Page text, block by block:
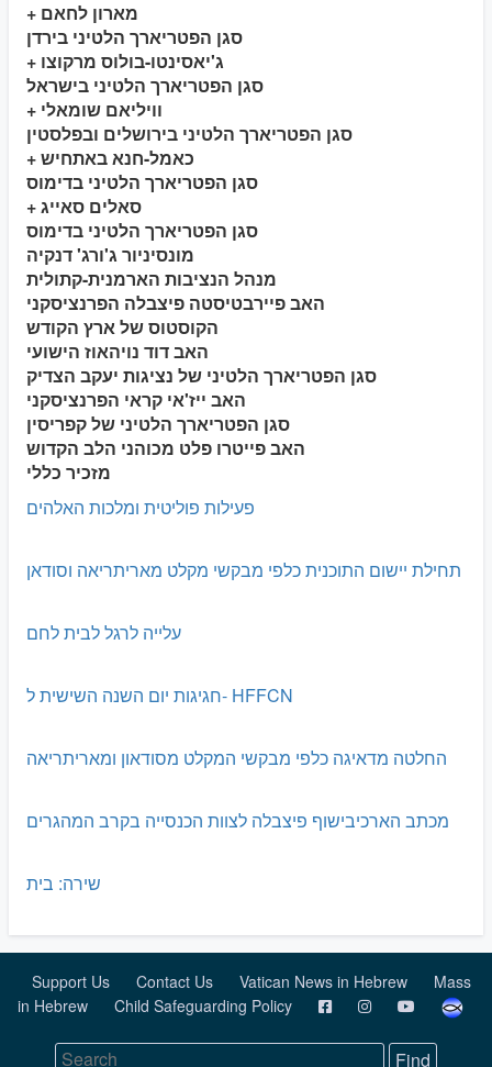
+ מארון לחאם
סגן הפטריארך הלטיני בירדן
+ ג'יאסינטו-בולוס מרקוצו
סגן הפטריארך הלטיני בישראל
+ וויליאם שומאלי
סגן הפטריארך הלטיני בירושלים ובפלסטין
+ כאמל-חנא באתחיש
סגן הפטריארך הלטיני בדימוס
+ סאלים סאייג
סגן הפטריארך הלטיני בדימוס
מונסיניור ג'ורג' דנקיה
מנהל הנציבות הארמנית-קתולית
האב פיירבטיסטה פיצבלה הפרנציסקני
הקוסטוס של ארץ הקודש
האב דוד נויהאוז הישועי
סגן הפטריארך הלטיני של נציגות יעקב הצדיק
האב ייז'אי קראי הפרנציסקני
סגן הפטריארך הלטיני של קפריסין
האב פייטרו פלט מכוהני הלב הקדוש
מזכיר כללי
פעילות פוליטית ומלכות האלהים
תחילת יישום התוכנית כלפי מבקשי מקלט מאריתריאה וסודאן
עלייה לרגל לבית לחם
חגיגות יום השנה השישית ל- HFFCN
החלטה מדאיגה כלפי מבקשי המקלט מסודאון ומאריתריאה
מכתב הארכיבישוף פיצבלה לצוות הכנסייה בקרב המהגרים
שירה: בית
Support Us Contact Us Vatican News in Hebrew
Mass
in Hebrew
Child Safeguarding Policy